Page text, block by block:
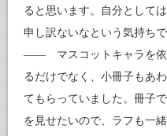
ると思います。自分として
申し訳ないなという気持ちで
―― マスコットキャラを依
るだけでなく、小冊子もあ
てもらっていました。冊子
を見せたいので、ラフも一